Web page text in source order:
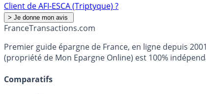
Client de AFI-ESCA (Triptyque) ?
FranceTransactions.com
Premier guide épargne de France, en ligne depuis
(propriété de Mon Epargne Online) est 100%
Comparatifs